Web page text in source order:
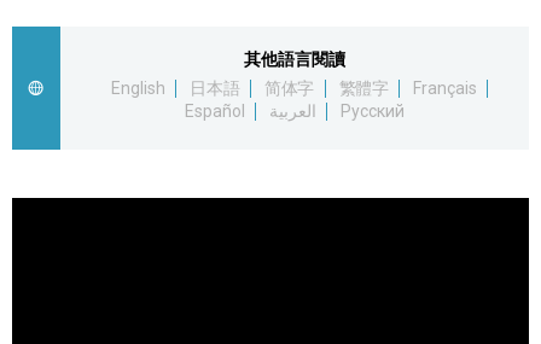
official SNS
其他語言閱讀
English
日本語 简体字 繁體字
Français
Español
العربية Русский